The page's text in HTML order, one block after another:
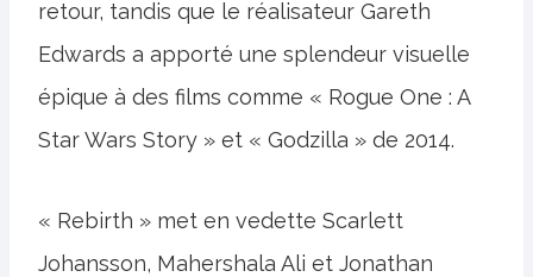
retour, tandis que le réalisateur Gareth
Edwards a apporté une splendeur visuelle
épique à des films comme « Rogue One : A
Star Wars Story » et « Godzilla » de 2014.
« Rebirth » met en vedette Scarlett
Johansson, Mahershala Ali et Jonathan